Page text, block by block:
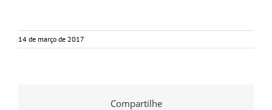
14 de março de 2017
Compartilhe